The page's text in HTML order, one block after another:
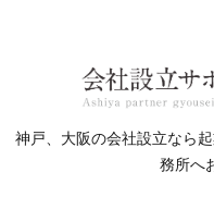
神戸、大阪の会社設立なら
務所へ